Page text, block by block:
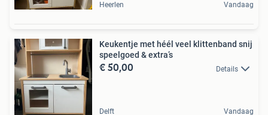
Heerlen Vandaag
Keukentje met héél veel klittenband snij
speelgoed & extra’s
€ 50,00 Details
Delft Vandaag